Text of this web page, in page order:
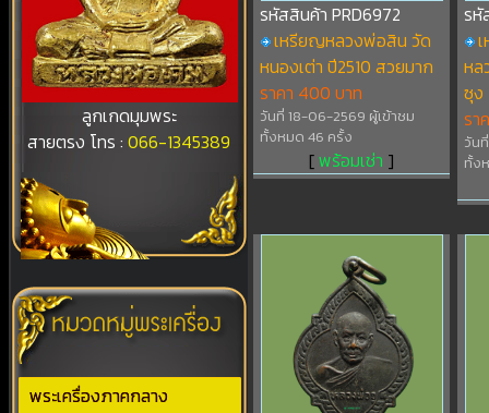
ลูกเกดมุมพระ
สายตรง โทร :066-1345389
พระเครื่องภาคกลาง
รหัสสินค้า PRD6972
เหรียญหลวงพ่อสิน วัด
หนองเต่า ปี2510 สวยมาก
ราคา 400 บาท
วันที่ 18-06-2569 ผู้เข้าชม
ทั้งหมด 46 ครั้ง
[พร้อมเช่า ]
รหั
หล
ซุง
รา
วัน
ทั้ง